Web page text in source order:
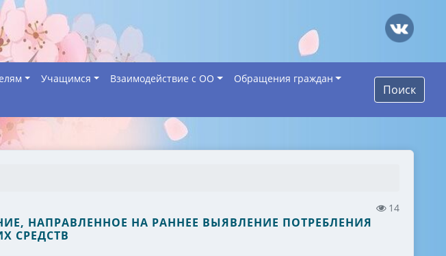
Учащимся Взаимодействие с ОО
Обращения граждан
Поиск
14
НАПРАВЛЕННОЕ НА РАННЕЕ ВЫЯВЛЕНИЕ ПОТРЕБЛЕНИЯ
СРЕДСТВ